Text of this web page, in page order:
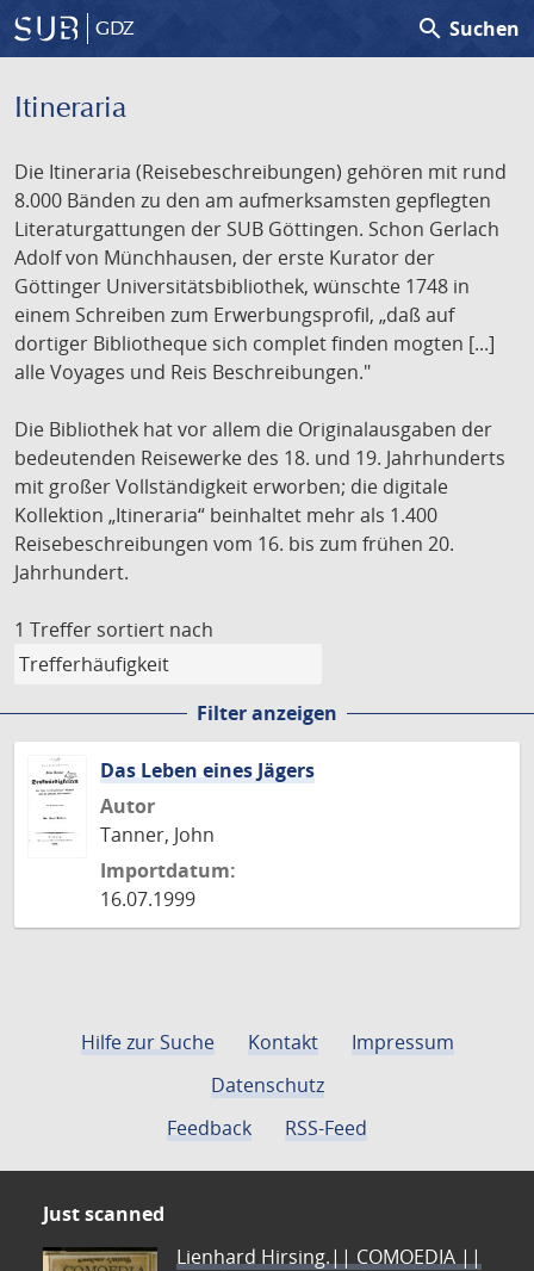
GDZ search Suchen
Itineraria
Die Itineraria (Reisebeschreibungen) gehören mit rund
8.000 Bänden zu den am aufmerksamsten gepflegten
Literaturgattungen der SUB Göttingen. Schon Gerlach
Adolf von Münchhausen, der erste Kurator der
Göttinger Universitätsbibliothek, wünschte 1748 in
einem Schreiben zum Erwerbungsprofil, „daß auf
dortiger Bibliotheque sich complet finden mogten [...]
alle Voyages und Reis Beschreibungen."
Die Bibliothek hat vor allem die Originalausgaben der
bedeutenden Reisewerke des 18. und 19. Jahrhunderts
mit großer Vollständigkeit erworben; die digitale
Kollektion „Itineraria“ beinhaltet mehr als 1.400
Reisebeschreibungen vom 16. bis zum frühen 20.
Jahrhundert.
1 Treffer sortiert nach
Filter anzeigen
Das Leben eines Jägers
Autor
Tanner, John
Importdatum:
16.07.1999
Hilfe zur Suche Kontakt
Impressum
Datenschutz
Feedback
RSS-Feed
Just scanned
Lienhard Hirsing.|| COMOEDIA ||